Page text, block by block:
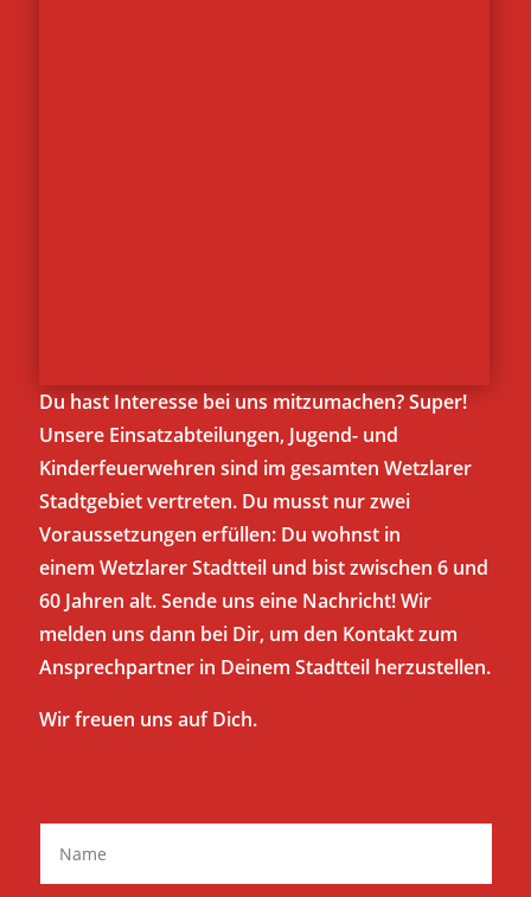
Du hast Interesse bei uns mitzumachen? Super!
Unsere Einsatzabteilungen, Jugend- und
Kinderfeuerwehren sind im gesamten Wetzlarer
Stadtgebiet vertreten. Du musst nur zwei
Voraussetzungen erfüllen: Du wohnst in
einem Wetzlarer Stadtteil und bist zwischen 6 und
60 Jahren alt. Sende uns eine Nachricht! Wir
melden uns dann bei Dir, um den Kontakt zum
Ansprechpartner in Deinem Stadtteil herzustellen.
Wir freuen uns auf Dich.